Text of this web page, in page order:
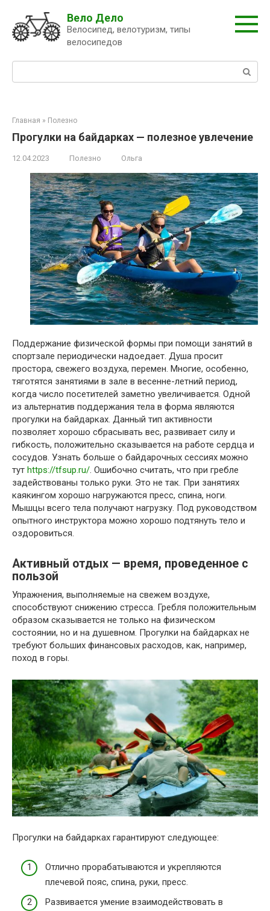
контенту
Вело Дело
Велосипед, велотуризм, типы
велосипедов
Главная » Полезно
Прогулки на байдарках — полезное увлечение
12.04.2023 Полезно Ольга
Поддержание физической формы при помощи занятий в
спортзале периодически надоедает. Душа просит
простора, свежего воздуха, перемен. Многие, особенно,
тяготятся занятиями в зале в весенне-летний период,
когда число посетителей заметно увеличивается. Одной
из альтернатив поддержания тела в форма являются
прогулки на байдарках. Данный тип активности
позволяет хорошо сбрасывать вес, развивает силу и
гибкость, положительно сказывается на работе сердца и
сосудов. Узнать больше о байдарочных сессиях можно
тут https://tfsup.ru/. Ошибочно считать, что при гребле
задействованы только руки. Это не так. При занятиях
каякингом хорошо нагружаются пресс, спина, ноги.
Мышцы всего тела получают нагрузку. Под руководством
опытного инструктора можно хорошо подтянуть тело и
оздоровиться.
Активный отдых — время, проведенное с
пользой
Упражнения, выполняемые на свежем воздухе,
способствуют снижению стресса. Гребля положительным
образом сказывается не только на физическом
состоянии, но и на душевном. Прогулки на байдарках не
требуют больших финансовых расходов, как, например,
поход в горы.
Прогулки на байдарках гарантируют следующее:
Отлично прорабатываются и укрепляются
плечевой пояс, спина, руки, пресс.
Развивается умение взаимодействовать в